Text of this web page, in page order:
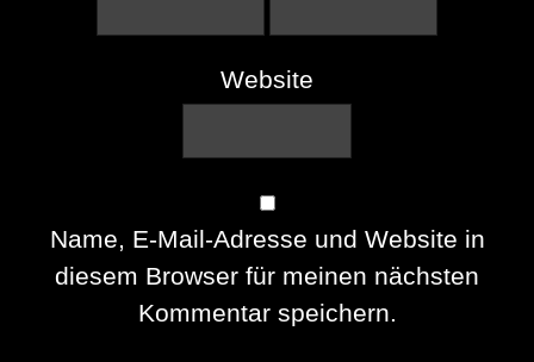
Website
Name, E-Mail-Adresse und Website in
diesem Browser für meinen nächsten
Kommentar speichern.